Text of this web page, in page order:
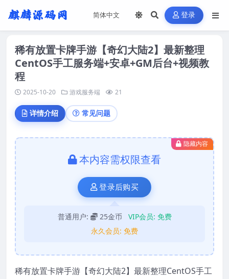
登录
稀有放置卡牌手游【奇幻大陆2】最新整理
CentOS手工服务端+安卓+GM后台+视频教
程
2025-10-20 游戏服务端 21
详情介绍 常见问题
隐藏内容
本内容需权限查看
登录后购买
普通用户: 25金币 VIP会员: 免费
永久会员: 免费
稀有放置卡牌手游【奇幻大陆2】最新整理CentOS手工